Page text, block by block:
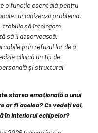
o funcție esențială pentru
umanizează problema.
trebuie să înțelegem
să îi deservească.
prin refuzul lor de a
clinică un tip de
și structural
starea emoțională a unui
ar fi acelea? Ce vedeți voi,
în interiorul echipelor?